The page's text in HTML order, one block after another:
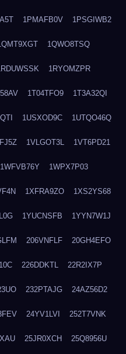
1PMAFB0V 1PSGIWB2
1QWO8TSQ
1RYOMZPR
1T04TFO9 1T3A32QI
1USXOD9C 1UTQO46Q
1VLGOT3L 1VT6PD21
1WFVB76Y 1WPX7P03
1XFRA9ZO 1XS2YS68
1YUCNSFB 1YYN7W1J
206VNFLF 20GH4EFO
226DDKTL 22R2IX7P
232PTAJG 24AZ56D2
24YV1LVI 252T7VNK
25JR0XCH 25Q8956U